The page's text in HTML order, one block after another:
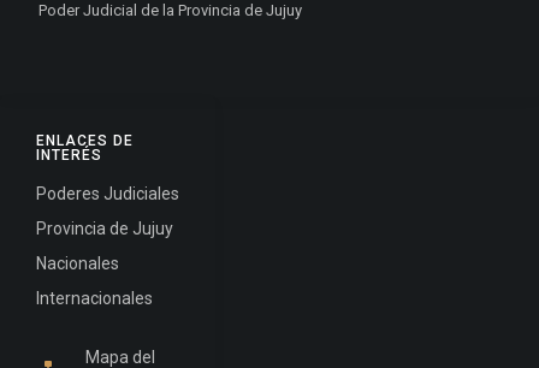
ENLACES DE
INTERÉS
Poderes Judiciales
Provincia de Jujuy
Nacionales
Internacionales
Mapa del
Poder Judicial de la Provincia de Jujuy